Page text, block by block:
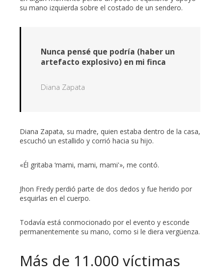
su mano izquierda sobre el costado de un sendero.
Nunca pensé que podría (haber un
artefacto explosivo) en mi finca
Diana Zapata
Diana Zapata, su madre, quien estaba dentro de la casa,
escuchó un estallido y corrió hacia su hijo.
«Él gritaba ‘mami, mami, mami'», me contó.
Jhon Fredy perdió parte de dos dedos y fue herido por
esquirlas en el cuerpo.
Todavía está conmocionado por el evento y esconde
permanentemente su mano, como si le diera vergüenza.
Más de 11.000 víctimas